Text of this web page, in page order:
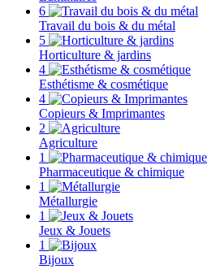
6
Travail du bois & du métal
5
Horticulture & jardins
4
Esthétisme & cosmétique
4
Copieurs & Imprimantes
2
Agriculture
1
Pharmaceutique & chimique
1
Métallurgie
1
Jeux & Jouets
1
Bijoux